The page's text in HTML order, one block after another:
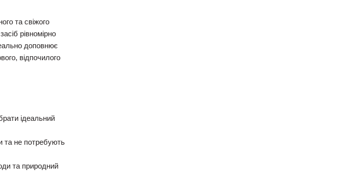
та свіжого
рівномірно
доповнює
відпочилого
ідеальний
та не потребують
та природний